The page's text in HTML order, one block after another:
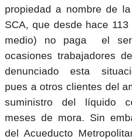
propiedad a nombre de
SCA, que desde hace
medio) no paga
el
ocasiones trabajadores
denunciado esta
pues a otros clientes del
suministro del líquido
meses de mora. Sin
del Acueducto